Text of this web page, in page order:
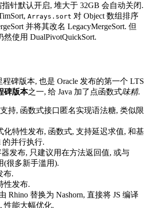
指针默认开启, 堆大于 32GB 会自动关闭.
Arrays.sort 对 Object 数组排序
并将其改名 LegacyMergeSort. 但
使用 DualPivotQuickSort.
程碑版本, 也是 Oracle 发布的第一个 LTS
碑版本之一, 给 Java 加了点函数式味精.
持, 函数式接口匿名实现语法糖, 类似限
化特性发布, 函数式, 支持延迟求值, 和基
的并行执行.
器发布, 只建议用在方法返回值, 或与
(很多新手滥用).
布.
性发布.
Rhino 替换为 Nashorn, 直接将 JS 编译
性能大幅优化.